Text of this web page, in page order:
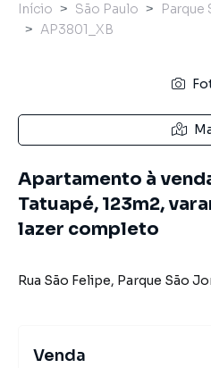
Início São Paulo Parque
AP3801_XB
Apartamento à
Tatuapé, 123m2,
lazer completo
Rua São Felipe, Parque São
Venda